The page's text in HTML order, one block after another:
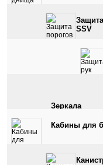
SSV
Зеркала
Кабины для